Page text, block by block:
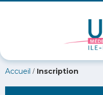
Accueil / Inscription